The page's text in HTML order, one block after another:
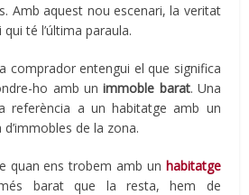
Amb aquest nou escenari, la veritat
té l’última paraula.
comprador entengui el que significa
ho amb unimmoble barat. Una
referència a un habitatge amb un
de la zona.
quan ens trobem amb un habitatge
barat que la resta, hem de